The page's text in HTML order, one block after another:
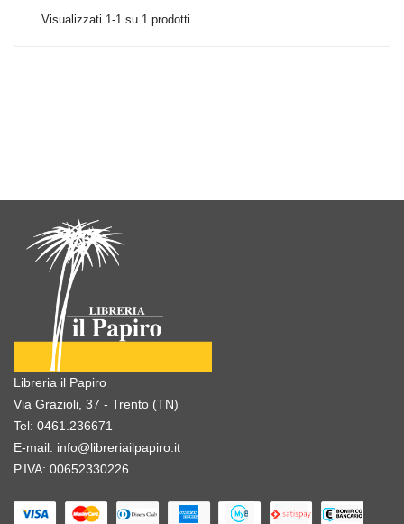
Visualizzati 1-1 su 1 prodotti
Libreria il Papiro
Via Grazioli, 37 - Trento (TN)
Tel: 0461.236671
E-mail: info@libreriailpapiro.it
P.IVA: 00652330226